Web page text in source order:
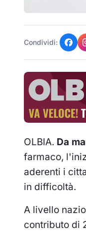
Condividi:
OLBIA. Da
farmaco,
aderenti i
in difficoltà.
A livello
contributo di